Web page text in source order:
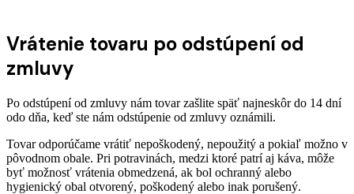
Vrátenie tovaru po odstúpení od
zmluvy
Po odstúpení od zmluvy nám tovar zašlite späť najneskôr do 14 dní
odo dňa, keď ste nám odstúpenie od zmluvy oznámili.
Tovar odporúčame vrátiť nepoškodený, nepoužitý a pokiaľ možno v
pôvodnom obale. Pri potravinách, medzi ktoré patrí aj káva, môže
byť možnosť vrátenia obmedzená, ak bol ochranný alebo
hygienický obal otvorený, poškodený alebo inak porušený.